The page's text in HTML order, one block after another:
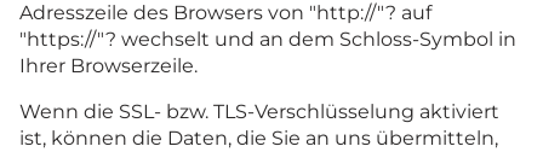
Adresszeile des Browsers von "http://"? auf
"https://"? wechselt und an dem Schloss-Symbol in
Ihrer Browserzeile.
Wenn die SSL- bzw. TLS-Verschlüsselung aktiviert
ist, können die Daten, die Sie an uns übermitteln,